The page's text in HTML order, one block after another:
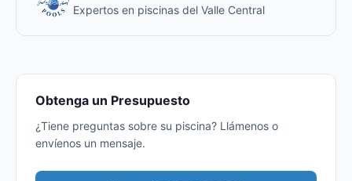
Expertos en piscinas del Valle Central
Obtenga un Presupuesto
¿Tiene preguntas sobre su piscina? Llámenos o
envíenos un mensaje.